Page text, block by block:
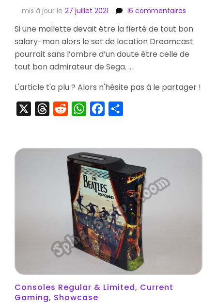
mis à jour le 27 juillet 2021 16 commentaires
Tsutaya
Rental
Si une mallette devait être la fierté de tout bon
salary-man alors le set de location Dreamcast
pourrait sans l’ombre d’un doute être celle de
tout bon admirateur de Sega. …
L'article t'a plu ? Alors n'hésite pas à le partager !
ThreadsRedditWhatsAppFacebook
Consoles Regular & Limited, Current
Gaming, Showcase